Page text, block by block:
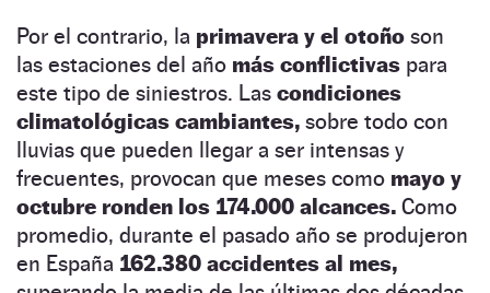
Por el contrario, la primavera y el otoño son
las estaciones del año más conflictivas para
este tipo de siniestros. Las condiciones
climatológicas cambiantes, sobre todo con
lluvias que pueden llegar a ser intensas y
frecuentes, provocan que meses como mayo y
octubre ronden los 174.000 alcances. Como
promedio, durante el pasado año se produjeron
en España 162.380 accidentes al mes,